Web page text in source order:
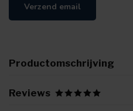
Verzend email
Productomschrijving
Reviews